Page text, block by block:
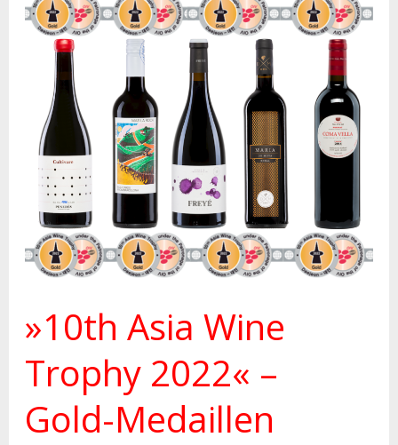
»10th Asia Wine
Trophy 2022« –
Gold-Medaillen
Asia
Wine
Trophy
2022«
Gold-
Medaillen